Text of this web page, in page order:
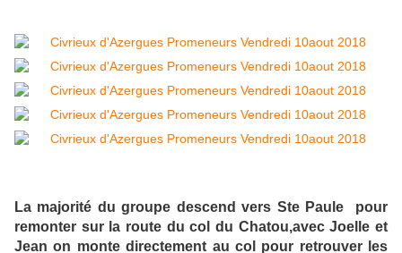
La majorité du groupe descend vers Ste Paule pour
remonter sur la route du col du Chatou,avec Joelle et
Jean on monte directement au col pour retrouver les